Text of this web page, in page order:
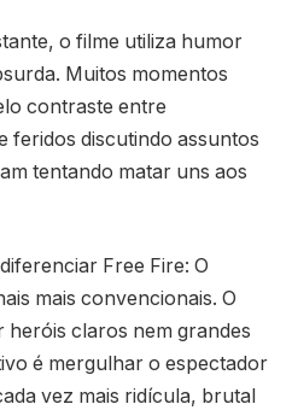
o filme utiliza humor
Muitos momentos
contraste entre
feridos discutindo assuntos
tentando matar uns aos
Free Fire: O
mais convencionais. O
heróis claros nem grandes
é mergulhar o espectador
vez mais ridícula, brutal